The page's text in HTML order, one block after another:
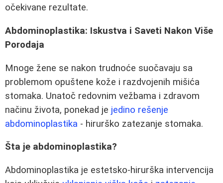
očekivane rezultate.
Abdominoplastika: Iskustva i Saveti Nakon Više
Porodaja
Mnoge žene se nakon trudnoće suočavaju sa
problemom opuštene kože i razdvojenih mišića
stomaka. Unatoč redovnim vežbama i zdravom
načinu života, ponekad je jedino rešenje
abdominoplastika - hirurško zatezanje stomaka.
Šta je abdominoplastika?
Abdominoplastika je estetsko-hirurška intervencija